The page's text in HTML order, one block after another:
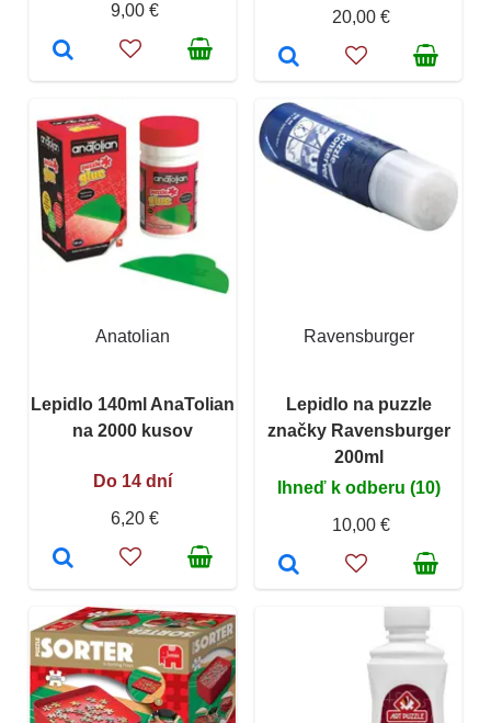
9,00 €
20,00 €
Anatolian
Lepidlo 140ml AnaTolian
na 2000 kusov
Do 14 dní
6,20 €
Ravensburger
Lepidlo na puzzle
značky Ravensburger
200ml
Ihneď k odberu (10)
10,00 €